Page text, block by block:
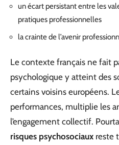
un écart persistant entre les
pratiques professionnelles
la crainte de l’avenir
Le contexte français ne fait
psychologique y atteint des
certains voisins européens.
performances, multiplie les
l’engagement collectif.
risques psychosociaux reste